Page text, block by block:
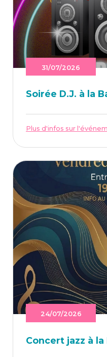
31/07/2026
Soi­rée D.J. à la
Plus d'infos sur
24/07/2026
Concert jazz à